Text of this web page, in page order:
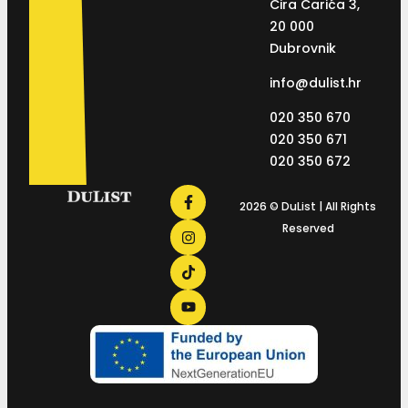
Ćira Carića 3,
20 000
Dubrovnik
info@dulist.hr
020 350 670
020 350 671
020 350 672
2026 © DuList | All Rights
Reserved